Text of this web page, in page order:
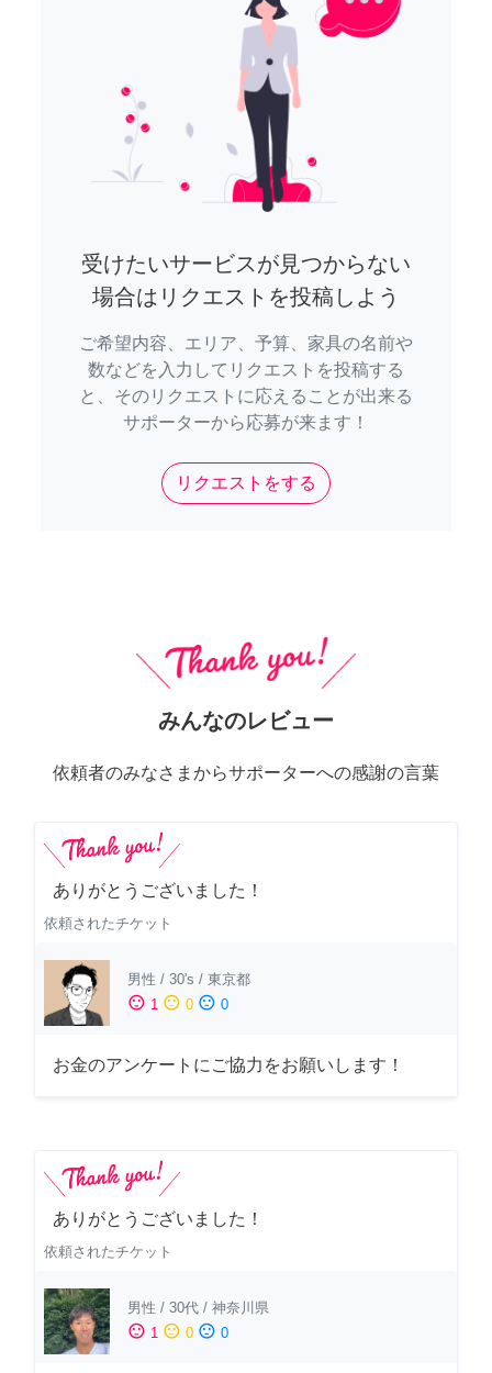
受けたいサービスが見つからない
場合はリクエストを投稿しよう
ご希望内容、エリア、予算、家具の名前や
数などを入力してリクエストを投稿する
と、そのリクエストに応えることが出来る
サポーターから応募が来ます！
リクエストをする
みんなのレビュー
依頼者のみなさまからサポーターへの感謝の言葉
ありがとうございました！
依頼されたチケット
男性 / 30's / 東京都
sentiment_satisfied 1 sentiment_neutral 0 sentiment_dissatisfied 0
お金のアンケートにご協力をお願いします！
ありがとうございました！
依頼されたチケット
男性 / 30代 / 神奈川県
sentiment_satisfied 1 sentiment_neutral 0 sentiment_dissatisfied 0